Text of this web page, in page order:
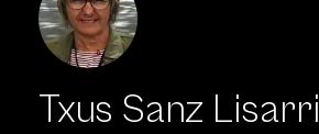
Txus Sanz Lisarri